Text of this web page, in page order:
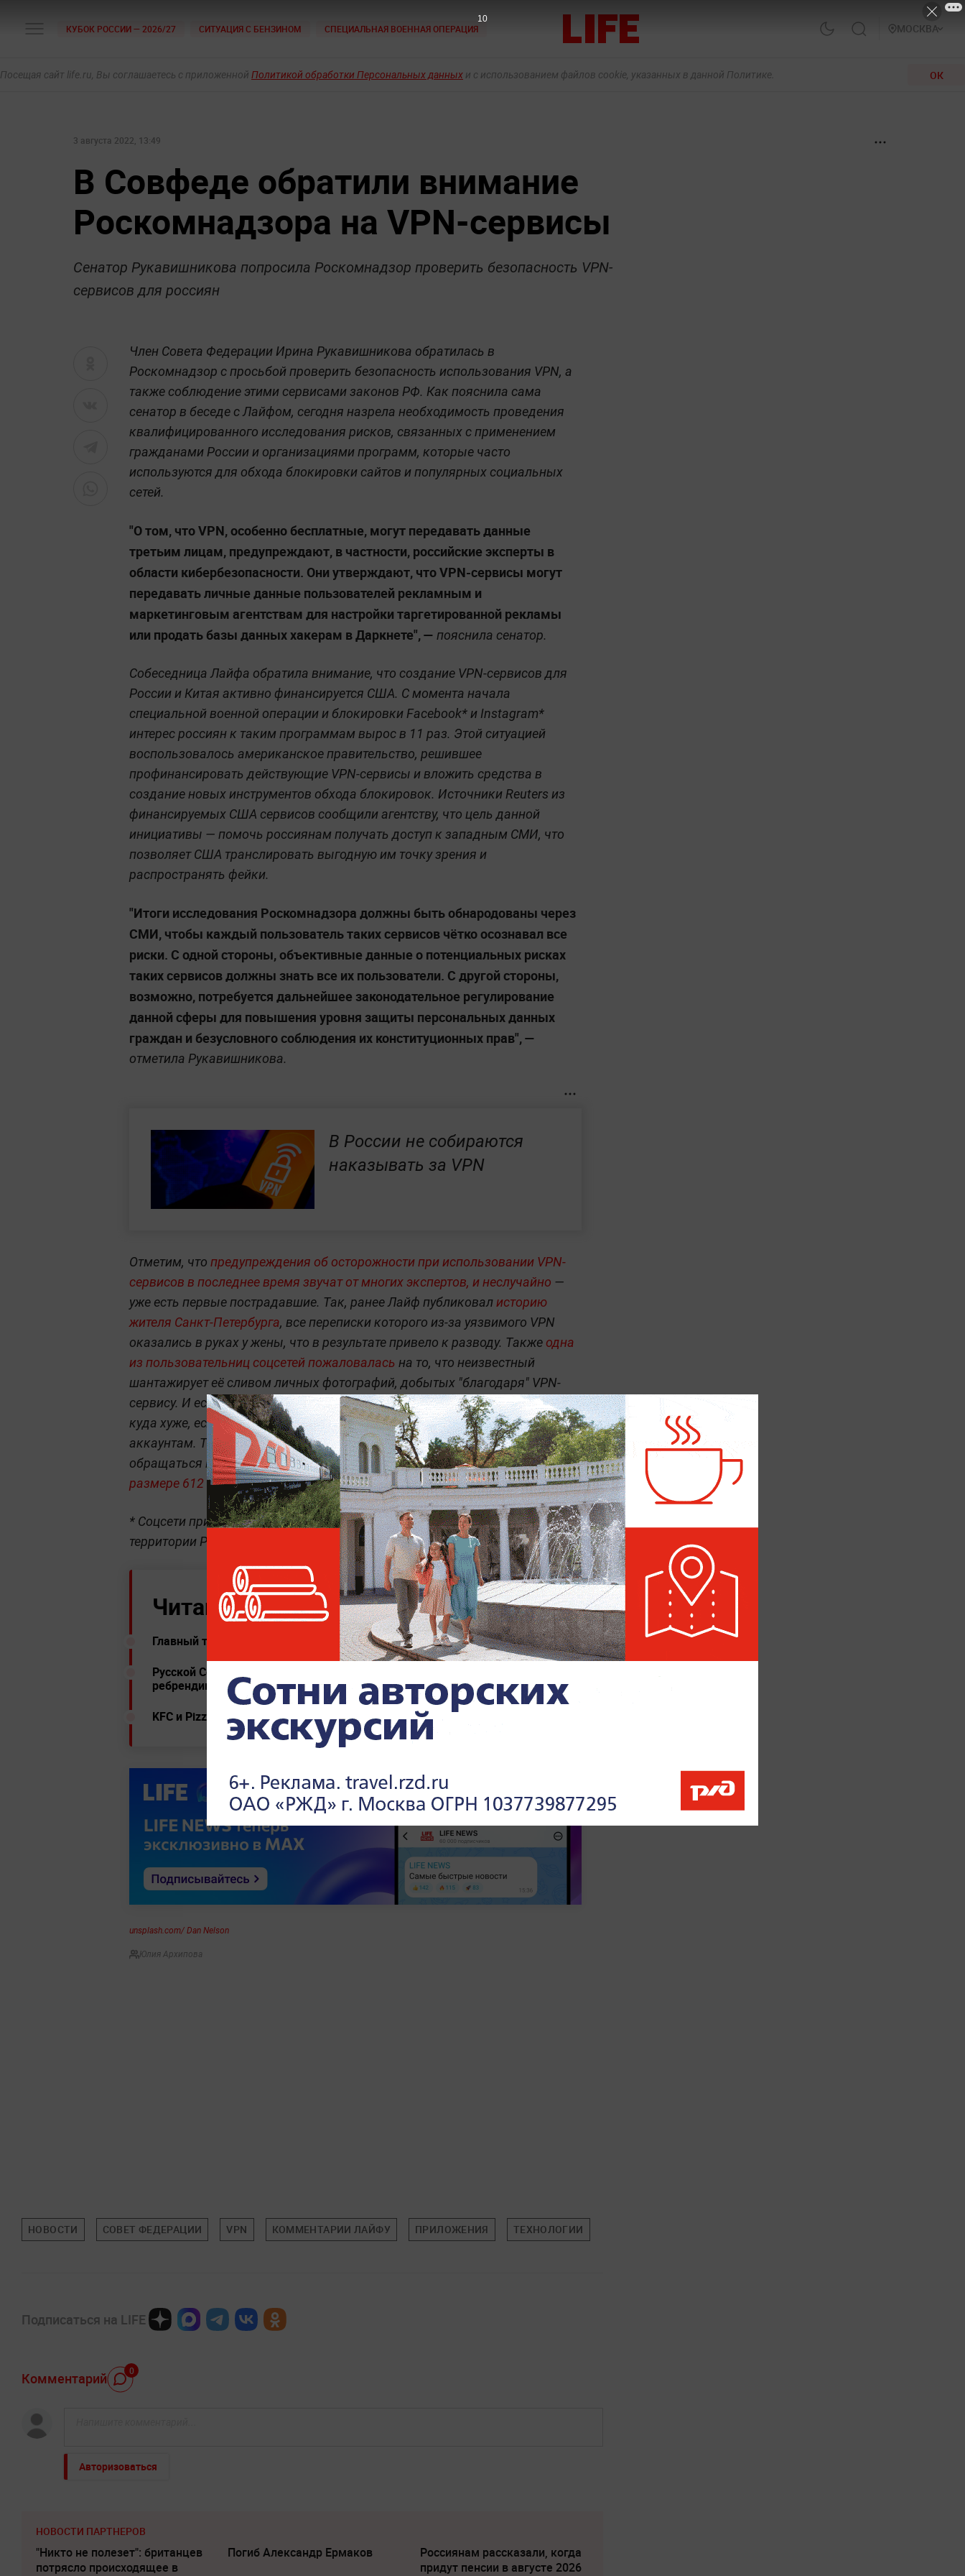
КУБОК РОССИИ — 2026/27 СИТУАЦИЯ С БЕНЗИНОМ СПЕЦИАЛЬНАЯ ВОЕННАЯ ОПЕРАЦИЯ МОСКВА
Посещая сайт life.ru, Вы соглашаетесь с приложенной Политикой обработки Персональных данных и с использованием файлов cookie, указанных в данной Политике. ОК
3 августа 2022, 13:49
В Совфеде обратили внимание
Роскомнадзора на VPN-сервисы
Сенатор Рукавишникова попросила Роскомнадзор проверить безопасность VPN-
сервисов для россиян
Член Совета Федерации Ирина Рукавишникова обратилась в
Роскомнадзор с просьбой проверить безопасность использования VPN, а
также соблюдение этими сервисами законов РФ. Как пояснила сама
сенатор в беседе с Лайфом, сегодня назрела необходимость проведения
квалифицированного исследования рисков, связанных с применением
гражданами России и организациями программ, которые часто
используются для обхода блокировки сайтов и популярных социальных
сетей.
"О том, что VPN, особенно бесплатные, могут передавать данные
третьим лицам, предупреждают, в частности, российские эксперты в
области кибербезопасности. Они утверждают, что VPN-сервисы могут
передавать личные данные пользователей рекламным и
маркетинговым агентствам для настройки таргетированной рекламы
или продать базы данных хакерам в Даркнете", — пояснила сенатор.
Собеседница Лайфа обратила внимание, что создание VPN-сервисов для
России и Китая активно финансируется США. С момента начала
специальной военной операции и блокировки Facebook* и Instagram*
интерес россиян к таким программам вырос в 11 раз. Этой ситуацией
воспользовалось американское правительство, решившее
профинансировать действующие VPN-сервисы и вложить средства в
создание новых инструментов обхода блокировок. Источники Reuters из
финансируемых США сервисов сообщили агентству, что цель данной
инициативы — помочь россиянам получать доступ к западным СМИ, что
позволяет США транслировать выгодную им точку зрения и
распространять фейки.
"Итоги исследования Роскомнадзора должны быть обнародованы через
СМИ, чтобы каждый пользователь таких сервисов чётко осознавал все
риски. С одной стороны, объективные данные о потенциальных рисках
таких сервисов должны знать все их пользователи. С другой стороны,
возможно, потребуется дальнейшее законодательное регулирование
данной сферы для повышения уровня защиты персональных данных
граждан и безусловного соблюдения их конституционных прав",—
отметила Рукавишникова.
В России не собираются
наказывать за VPN
Отметим, что предупреждения об осторожности при использовании VPN-
сервисов в последнее время звучат от многих экспертов, и неслучайно —
уже есть первые пострадавшие. Так, ранее Лайф публиковалисторию
жителя Санкт-Петербурга, все переписки которого из-за уязвимого VPN
оказались в руках у жены, что в результате привело к разводу. Также одна
из пользовательниц соцсетей пожаловалась на то, что неизвестный
шантажирует её сливом личных фотографий, добытых "благодаря" VPN-
сервису. И если утечка личных данных — это просто неприятно, то ситуация
куда хуже, если злоумышленники получают доступ к банковским
аккаунтам. Так, установившей себе VPN пенсионерке потребовалось
обращаться в полицию:неизвестные сняли с её счёта все накопления в
размере 612 тысяч рублей.
* Cоцсети принадлежат экстремистской корпорации Meta и запрещены на
территории РФ.
Читайте ещё:
Главный тренер "Аталанты" не дал Алексею Миранчуку уйти в "Торино"
Русской Coca-Cola предсказали низкие продажи после "неудачного"
ребрендинга
KFC и Pizza Hut продолжат работу в России, но под новыми названиями
unsplash.com/ Dan Nelson
Юлия Архипова
НОВОСТИ СОВЕТ ФЕДЕРАЦИИ VPN КОММЕНТАРИИ ЛАЙФУ ПРИЛОЖЕНИЯ ТЕХНОЛОГИИ
Подписаться на LIFE
Комментарий 0
Авторизоваться
НОВОСТИ ПАРТНЕРОВ
"Никто не полезет": британцев
потрясло происходящее в
Погиб Александр Ермаков
Россиянам рассказали, когда
придут пенсии в августе 2026
9